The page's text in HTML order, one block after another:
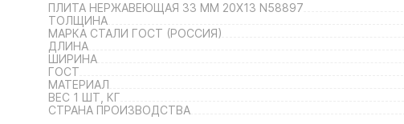
ПЛИТА НЕРЖАВЕЮЩАЯ 33 ММ 20Х13 N58897
ТОЛЩИНА
МАРКА СТАЛИ ГОСТ (РОССИЯ)
ДЛИНА
ШИРИНА
ГОСТ
МАТЕРИАЛ
ВЕС 1 ШТ, КГ
СТРАНА ПРОИЗВОДСТВА